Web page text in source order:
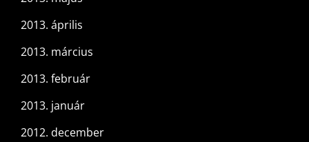
2013. április
2013. március
2013. február
2013. január
2012. december